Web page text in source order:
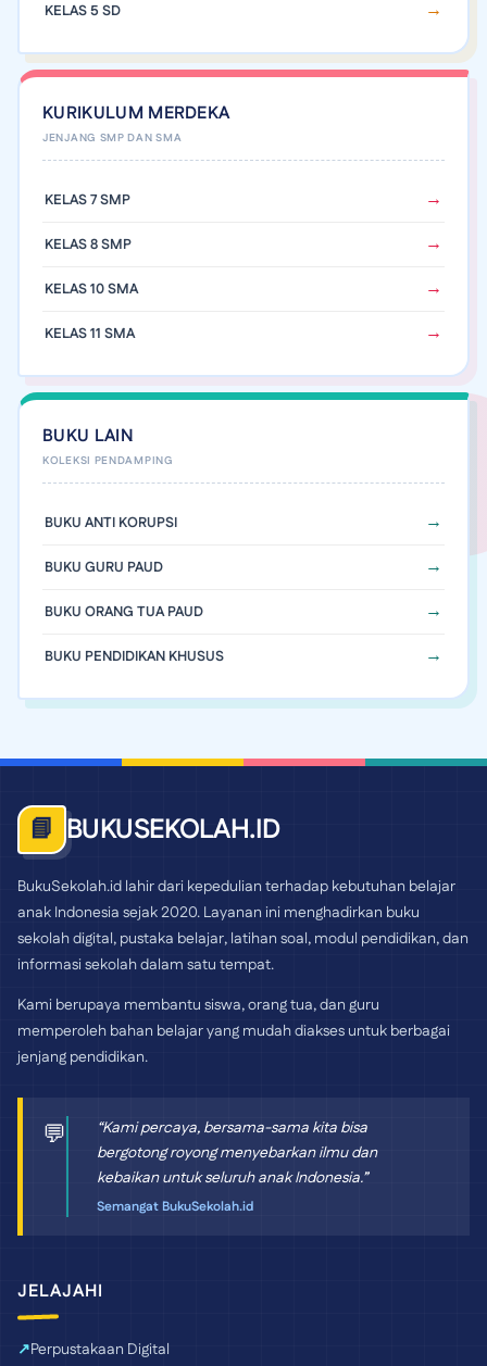
KELAS 5 SD
KURIKULUM MERDEKA
KELAS 7 SMP
KELAS 8 SMP
KELAS 10 SMA
KELAS 11 SMA
BUKU LAIN
BUKU ANTI KORUPSI
BUKU GURU PAUD
BUKU ORANG TUA PAUD
BUKU PENDIDIKAN KHUSUS
📘 BUKUSEKOLAH.ID
BukuSekolah.id lahir dari kepedulian terhadap kebutuhan belajar
anak Indonesia sejak 2020. Layanan ini menghadirkan buku
sekolah digital, pustaka belajar, latihan soal, modul pendidikan, dan
informasi sekolah dalam satu tempat.
Kami berupaya membantu siswa, orang tua, dan guru
memperoleh bahan belajar yang mudah diakses untuk berbagai
jenjang pendidikan.
💬
“Kami percaya, bersama-sama kita bisa
bergotong royong menyebarkan ilmu dan
kebaikan untuk seluruh anak Indonesia.”
Semangat BukuSekolah.id
JELAJAHI
Perpustakaan Digital